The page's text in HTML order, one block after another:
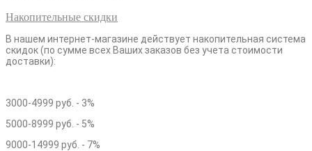
Накопительные скидки
В нашем интернет-магазине действует накопительная система
скидок (по сумме всех Ваших заказов без учета стоимости
доставки):
3000-4999 руб. - 3%
5000-8999 руб. - 5%
9000-14999 руб. - 7%